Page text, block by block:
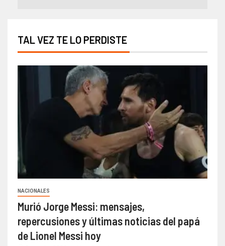
TAL VEZ TE LO PERDISTE
NACIONALES
Murió Jorge Messi: mensajes,
repercusiones y últimas noticias del papá
de Lionel Messi hoy